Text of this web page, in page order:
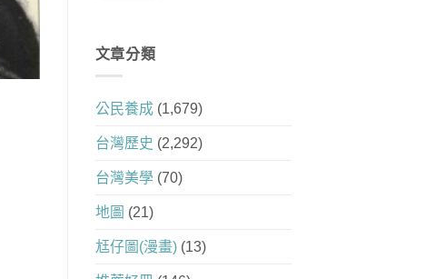
文章分類
公民養成(1,679)
台灣歷史 (2,292)
台灣美學(70)
地圖 (21)
尪仔圖(漫畫)(13)